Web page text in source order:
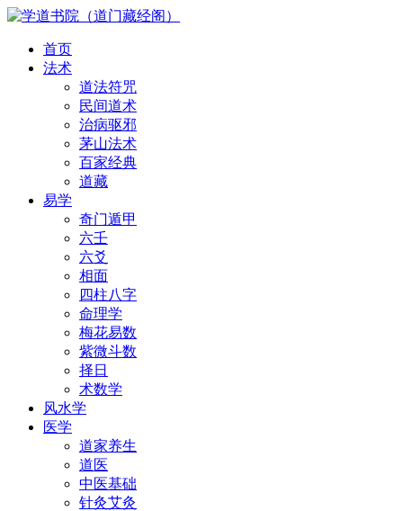
首页
法术
道法符咒
民间道术
治病驱邪
茅山法术
百家经典
道藏
易学
奇门遁甲
六壬
六爻
相面
四柱八字
命理学
梅花易数
紫微斗数
择日
术数学
风水学
医学
道家养生
道医
中医基础
针灸艾灸